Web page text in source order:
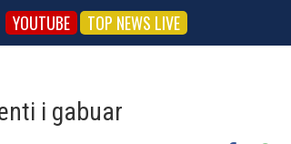
YOUTUBE TOP NEWS LIVE
i gabuar